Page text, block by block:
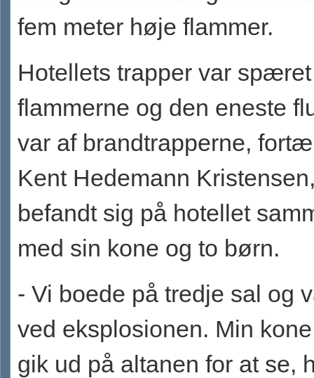
fem meter høje flammer.
Hotellets trapper var
flammerne og den eneste
var af brandtrapperne,
Kent Hedemann
befandt sig på hotellet
med sin kone og to børn.
- Vi boede på tredje sal og
ved eksplosionen. Min
gik ud på altanen for at se,